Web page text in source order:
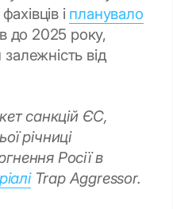
і планувало
до 2025 року,
від
санкцій ЄС,
річниці
Росії в
Trap Aggressor.